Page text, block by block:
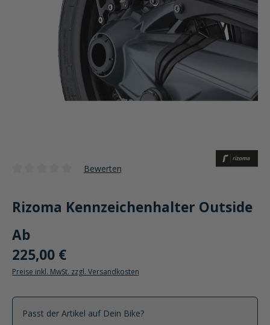
Bewerten
Rizoma Kennzeichenhalter Outside
Ab
225,00 €
Preise inkl. MwSt. zzgl. Versandkosten
Passt der Artikel auf Dein Bike?